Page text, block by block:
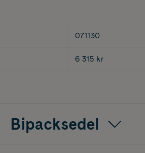
071130
6 315 kr
Bipacksedel